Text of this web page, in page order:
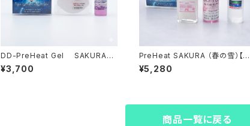
DD-PreHeat Gel SAKURA
（湿雪・古雪）パウチタイプ【ジェル
ワックス+水性ﾘｷｯﾄﾞ】
¥3,700
PreHeat SAKURA （春の雪）【液
体化ホット+水性ジェル】
¥5,280
商品一覧に戻る